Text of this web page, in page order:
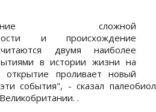
сложной
и происхождение
двумя наиболее
в истории жизни на
проливает новый
события", - сказал
.